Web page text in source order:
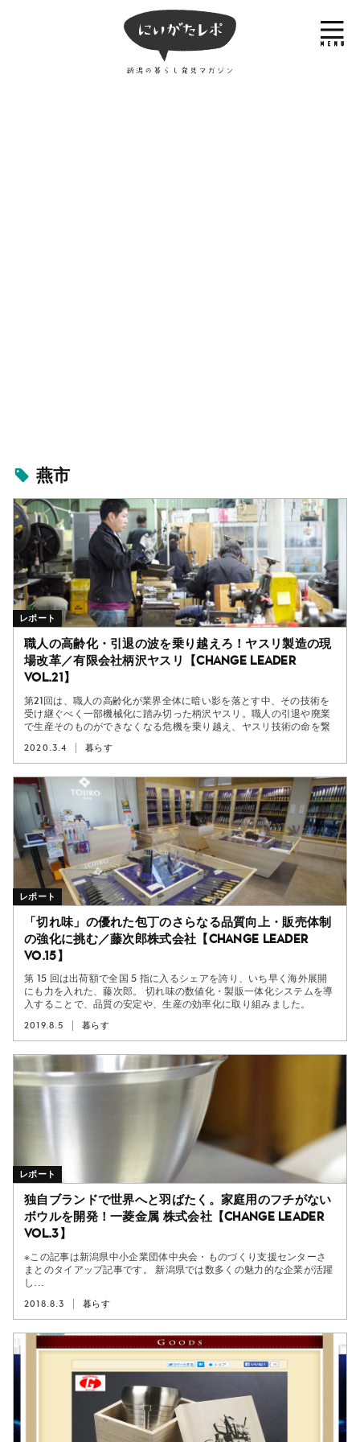
燕市
職人の高齢化・引退の波を乗り越えろ！ヤスリ製造の現
場改革／有限会社柄沢ヤスリ【Change Leader
vol.21】
第21回は、職人の高齢化が業界全体に暗い影を落とす中、その技術を
受け継ぐべく一部機械化に踏み切った柄沢ヤスリ。職人の引退や廃業
で生産そのものができなくなる危機を乗り越え、ヤスリ技術の命を繋
2020.3.4 暮らす
レポート
「切れ味」の優れた包丁のさらなる品質向上・販売体制
の強化に挑む／藤次郎株式会社【Change Leader
vo.15】
第 15 回は出荷額で全国 5 指に入るシェアを誇り、いち早く海外展開
にも力を入れた、藤次郎。 切れ味の数値化・製販一体化システムを導
入することで、品質の安定や、生産の効率化に取り組みました。
2019.8.5 暮らす
レポート
独自ブランドで世界へと羽ばたく。家庭用のフチがない
ボウルを開発！一菱金属 株式会社【Change Leader
vol.3】
※この記事は新潟県中小企業団体中央会・ものづくり支援センターさ
まとのタイアップ記事です。 新潟県では数多くの魅力的な企業が活躍
し...
2018.8.3 暮らす
レポート